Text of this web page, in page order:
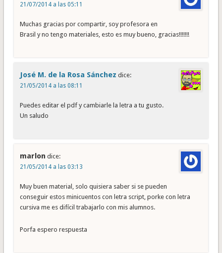
21/07/2014 a las 05:11
Muchas gracias por compartir, soy profesora en
Brasil y no tengo materiales, esto es muy bueno, gracias!!!!!!!
José M. de la Rosa Sánchez dice:
21/05/2014 a las 08:11
Puedes editar el pdf y cambiarle la letra a tu gusto.
Un saludo
marlon dice:
21/05/2014 a las 03:13
Muy buen material, solo quisiera saber si se pueden
conseguir estos minicuentos con letra script, porke con letra
cursiva me es difícil trabajarlo con mis alumnos.
Porfa espero respuesta